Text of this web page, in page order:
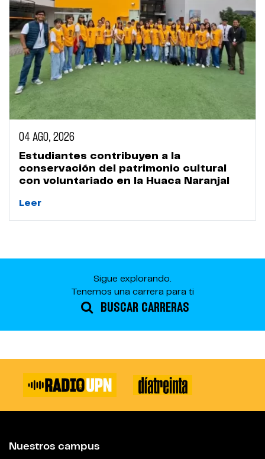
04 AGO, 2026
Estudiantes contribuyen a la
conservación del patrimonio cultural
con voluntariado en la Huaca Naranjal
Leer
Sigue explorando.
Tenemos una carrera para ti
BUSCAR CARRERAS
Nuestros campus